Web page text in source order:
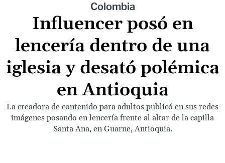
Colombia
Influencer posó en
lencería dentro de una
iglesia y desató polémica
en Antioquia
La creadora de contenido para adultos publicó en sus redes
imágenes posando en lencería frente al altar de la capilla
Santa Ana, en Guarne, Antioquia.